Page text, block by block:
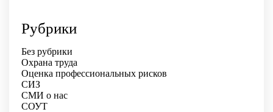
Рубрики
Без рубрики
Охрана труда
Оценка профессиональных рисков
СИЗ
СМИ о нас
СОУТ